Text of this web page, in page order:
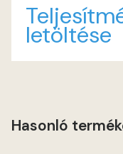
letöltése
Hasonló